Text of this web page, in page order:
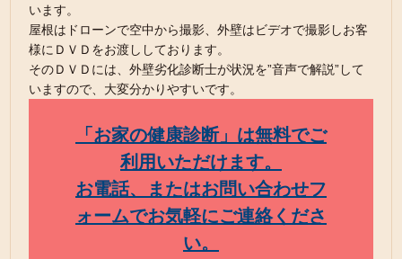
います。
屋根はドローンで空中から撮影、外壁はビデオで撮影しお客
様にＤＶＤをお渡ししております。
そのＤＶＤには、外壁劣化診断士が状況を”音声で解説”して
いますので、大変分かりやすいです。
「お家の健康診断」は無料でご
利用いただけます。
お電話、またはお問い合わせフ
ォームでお気軽にご連絡くださ
い。